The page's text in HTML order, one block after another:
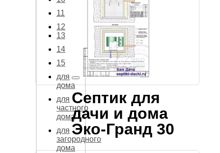
11
12
13
14
15
для
дома
для
частного
дома
для
загородного
дома
Септик для
дачи и дома
Эко-Гранд 30